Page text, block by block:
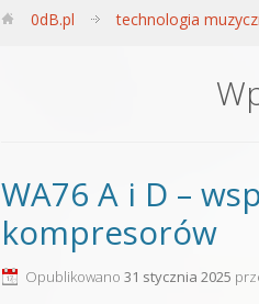
0dB.pl technologia
WA76 A i D –
kompresorów
Opublikowano 31 stycznia 2025